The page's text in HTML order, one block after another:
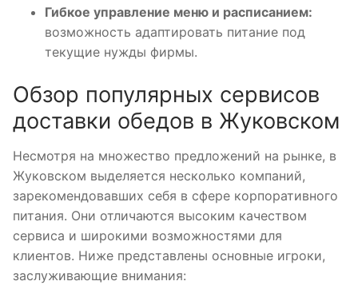
Гибкое управление меню и расписанием:
возможность адаптировать питание под
текущие нужды фирмы.
Обзор популярных сервисов
доставки обедов в Жуковском
Несмотря на множество предложений на рынке, в
Жуковском выделяется несколько компаний,
зарекомендовавших себя в сфере корпоративного
питания. Они отличаются высоким качеством
сервиса и широкими возможностями для
клиентов. Ниже представлены основные игроки,
заслуживающие внимания: